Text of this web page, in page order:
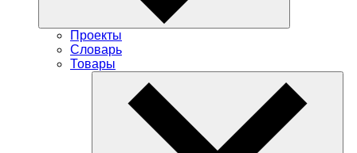
Проекты
Словарь
Товары